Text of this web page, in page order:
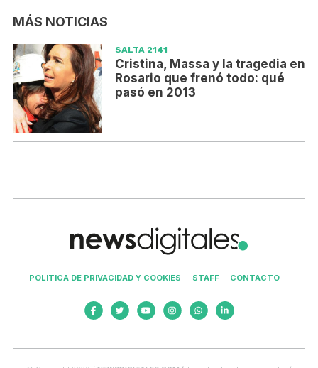
MÁS NOTICIAS
SALTA 2141
Cristina, Massa y la tragedia en
Rosario que frenó todo: qué
pasó en 2013
POLITICA DE PRIVACIDAD Y COOKIES STAFF CONTACTO